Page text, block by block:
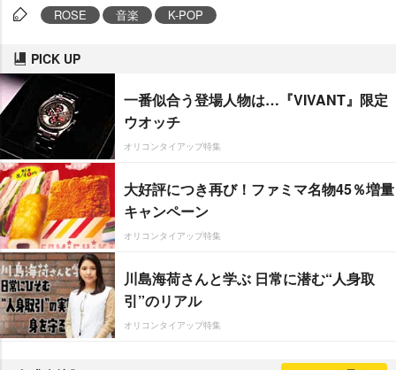
ROSE 音楽 K-POP
PICK UP
一番似合う登場人物は…『VIVANT』限定
ウオッチ
オリコンタイアップ特集
大好評につき再び！ファミマ名物45％増量
キャンペーン
オリコンタイアップ特集
川島海荷さんと学ぶ 日常に潜む“人身取
引”のリアル
オリコンタイアップ特集